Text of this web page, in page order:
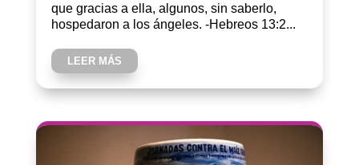
que gracias a ella, algunos, sin saberlo,
hospedaron a los ángeles. -Hebreos 13:2...
LEER MÁS